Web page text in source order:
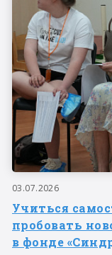
03.07.2026
Учиться
пробовать
в фонде